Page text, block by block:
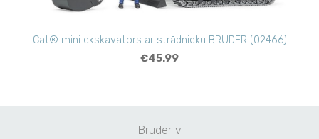
Cat® mini ekskavators ar strādnieku BRUDER (02466)
€45.99
Bruder.lv